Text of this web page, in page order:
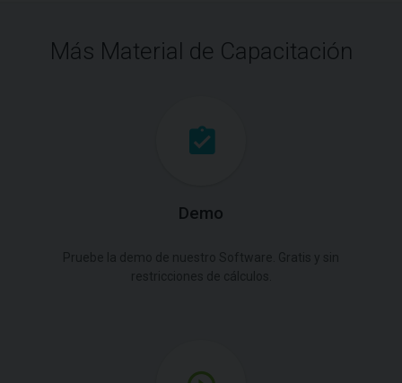
Más Material de Capacitación
Demo